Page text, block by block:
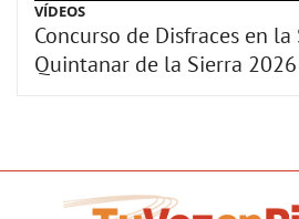
VÍDEOS
Concurso de Disfraces en la
Quintanar de la Sierra 2026